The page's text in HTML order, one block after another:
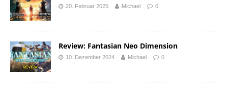
20. Februar 2025 Michael 0
Review: Fantasian Neo Dimension
10. Dezember 2024 Michael 0